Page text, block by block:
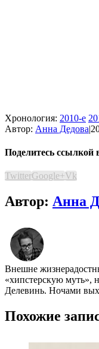
Хронология: 2010-е
Автор: Анна Дедова|
Поделитесь ссылкой
TwitterGoogle+Vk
Автор: Анна
Внешне
«хипстерскую муть»,
Делевинь. Ночами
Похожие